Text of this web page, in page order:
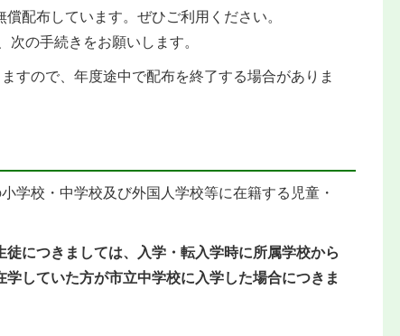
配布しています。ぜひご利用ください。
次の手続きをお願いします。
すので、年度途中で配布を終了する場合がありま
学校・中学校及び外国人学校等に在籍する児童・
につきましては、入学・転入学時に所属学校から
していた方が市立中学校に入学した場合につきま